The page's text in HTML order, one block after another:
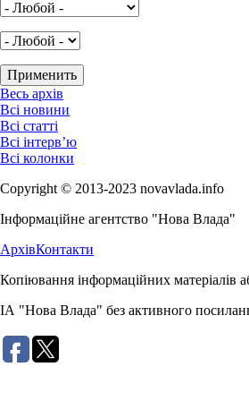
Весь архів
Всі новини
Всі статті
Всі інтерв’ю
Всі колонки
Copyright © 2013-2023 novavlada.info
Інформаційне агентство "Нова Влада"
АрхівКонтакти
Копіювання інформаційних матеріалів
ІА "Нова Влада" без активного